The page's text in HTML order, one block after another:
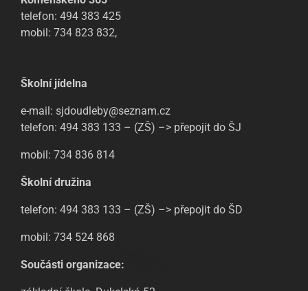
telefon: 494 383 425
mobil: 734 823 832,
Školní jídelna
e-mail: sjdoudleby@seznam.cz
telefon: 494 383 133 – (ZŠ) –> přepojit do ŠJ
mobil: 734 836 814
Školní družina
telefon: 494 383 133 – (ZŠ) –> přepojit do ŠD
mobil: 734 524 868
Součásti organizace: